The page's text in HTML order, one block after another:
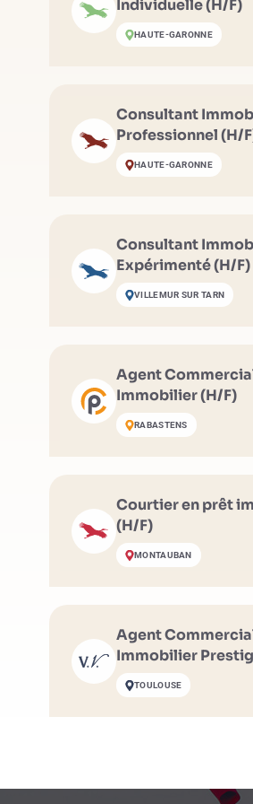
Individuelle (H/F)
HAUTE-GARONNE
Consultant
Professionnel (H/
HAUTE-GARONNE
Consultant
Expérimenté (H/F)
VILLEMUR SUR TARN
Agent
Immobilier (H/F)
RABASTENS
Courtier en prêt
(H/F)
MONTAUBAN
Agent
Immobilier
TOULOUSE